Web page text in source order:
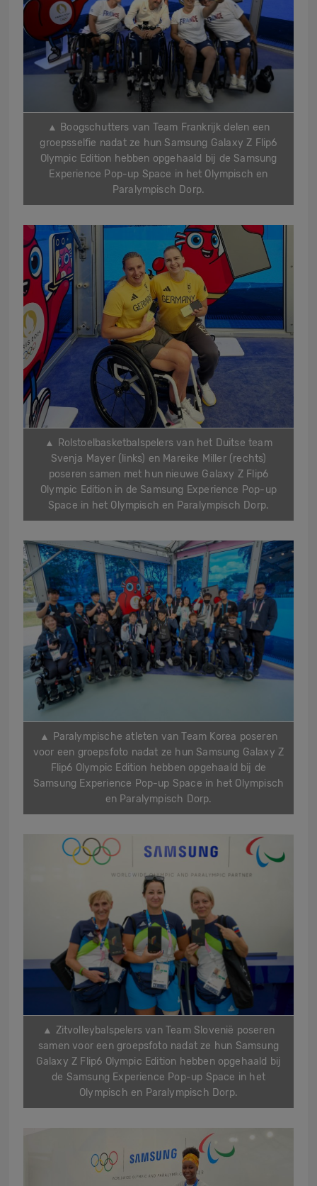
▲ Boogschutters van Team Frankrijk delen een
groepsselfie nadat ze hun Samsung Galaxy Z Flip6
Olympic Edition hebben opgehaald bij de Samsung
Experience Pop-up Space in het Olympisch en
Paralympisch Dorp.
▲ Rolstoelbasketbalspelers van het Duitse team
Svenja Mayer (links) en Mareike Miller (rechts)
poseren samen met hun nieuwe Galaxy Z Flip6
Olympic Edition in de Samsung Experience Pop-up
Space in het Olympisch en Paralympisch Dorp.
▲ Paralympische atleten van Team Korea poseren
voor een groepsfoto nadat ze hun Samsung Galaxy Z
Flip6 Olympic Edition hebben opgehaald bij de
Samsung Experience Pop-up Space in het Olympisch
en Paralympisch Dorp.
▲ Zitvolleybalspelers van Team Slovenië poseren
samen voor een groepsfoto nadat ze hun Samsung
Galaxy Z Flip6 Olympic Edition hebben opgehaald bij
de Samsung Experience Pop-up Space in het
Olympisch en Paralympisch Dorp.